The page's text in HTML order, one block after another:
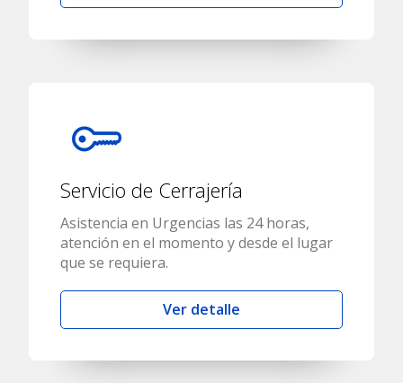
Servicio de Cerrajería
Asistencia en Urgencias las 24 horas,
atención en el momento y desde el lugar
que se requiera.
Ver detalle